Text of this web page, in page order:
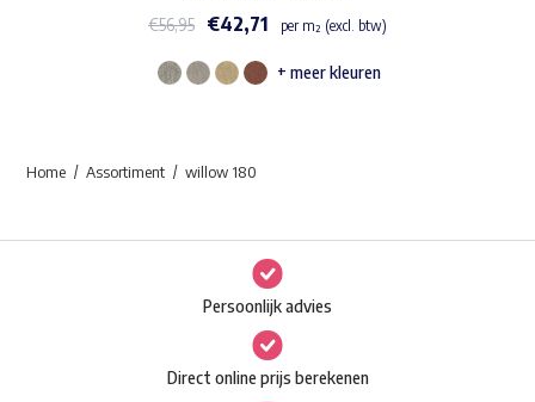
Waar ben je naar op zoek?
€56,95 €42,71 per m² (excl. btw)
Dit
Deze
optie
kan
gekozen
worden
+ meer kleuren
Home Assortiment willow 180
Persoonlijk advies
Direct online prijs berekenen